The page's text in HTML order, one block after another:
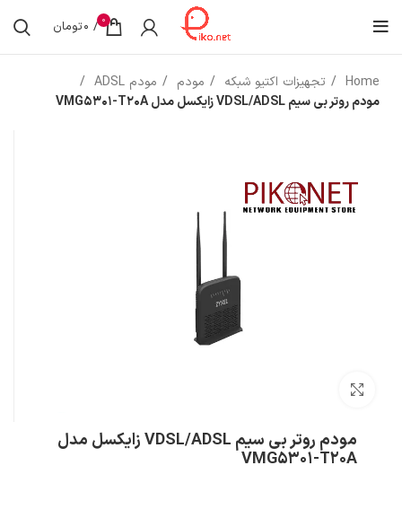
0
/
0تومان
Home تجهیزات اکتیو شبکه مودم
مودم ADSL
مودم روتر بی سیم VDSL/ADSL زایکسل مدل VMG5301-T20A
مودم روتر بی سیم VDSL/ADSL زایکسل مدل
VMG5301-T20A